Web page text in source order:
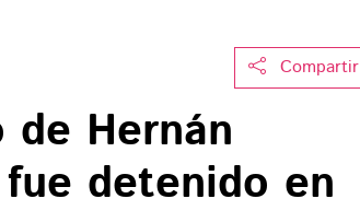
Compartir
Hernán
detenido en